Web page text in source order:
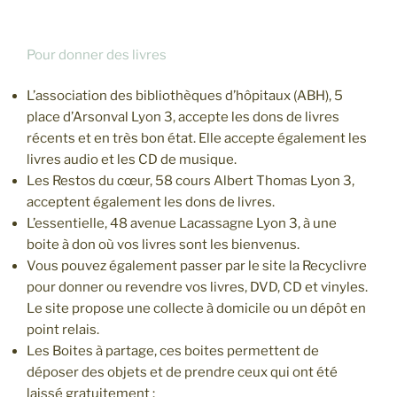
Pour donner des livres
L’association des bibliothèques d’hôpitaux (ABH), 5
place d’Arsonval Lyon 3, accepte les dons de livres
récents et en très bon état. Elle accepte également les
livres audio et les CD de musique.
Les Restos du cœur, 58 cours Albert Thomas Lyon 3,
acceptent également les dons de livres.
L’essentielle, 48 avenue Lacassagne Lyon 3, à une
boite à don où vos livres sont les bienvenus.
Vous pouvez également passer par le site la Recyclivre
pour donner ou revendre vos livres, DVD, CD et vinyles.
Le site propose une collecte à domicile ou un dépôt en
point relais.
Les Boites à partage, ces boites permettent de
déposer des objets et de prendre ceux qui ont été